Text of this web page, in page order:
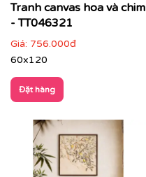
Tranh canvas hoa và chim
- TT046321
Giá: 756.000đ
60x120
Đặt hàng